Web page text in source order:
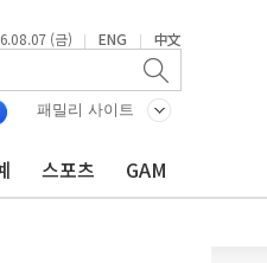
(금) | ENG | 中文
패밀리 사이트
스포츠 GAM
가" 전망
전"